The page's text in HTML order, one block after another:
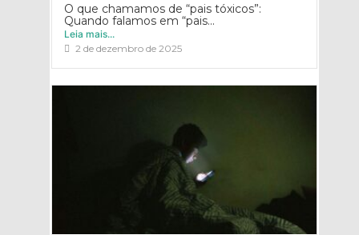
O que chamamos de “pais tóxicos”:
Quando falamos em “pais...
Leia mais...
2 de dezembro de 2025